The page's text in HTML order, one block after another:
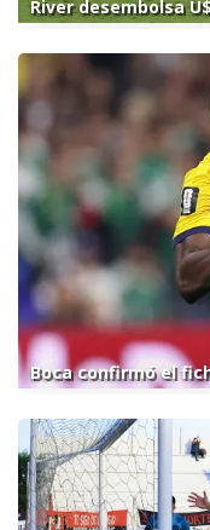
River desembolsa
Boca confirmó el